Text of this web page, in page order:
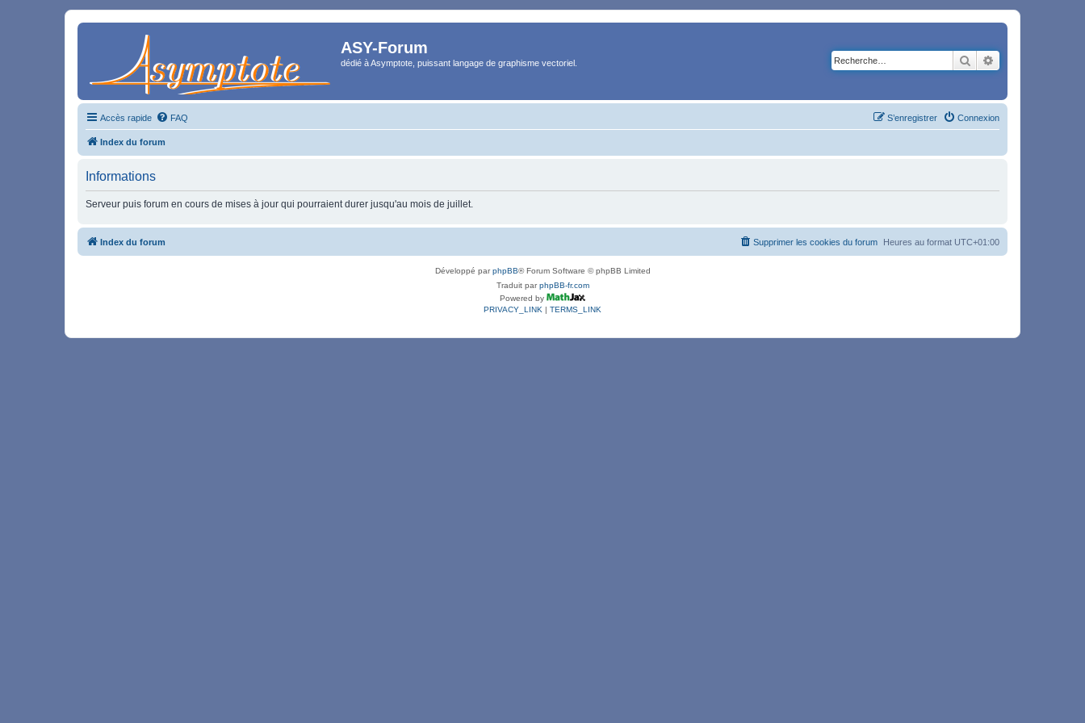
ASY-Forum
dédié à Asymptote, puissant langage de graphisme vectoriel. Rechercher
Accès rapide FAQ Connexion
S’enregistrer
Index du forum
Informations
Serveur puis forum en cours de mises à jour qui pourraient durer jusqu'au mois de juillet.
Index du forum Heures au format UTC+01:00
Supprimer les cookies du forum
Développé parphpBB® Forum Software © phpBB Limited
Traduit parphpBB-fr.com
Powered by
PRIVACY_LINK | TERMS_LINK